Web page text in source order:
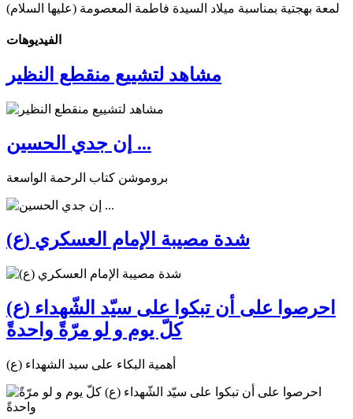
لمعة بهجتية بمناسبة ميلاد السيدة فاطمة المعصومة (عليها السلام)
الفیدیوهات
مشاهد لتشييع منقطع النظير
إن جدي الحسين ...
بروموشن كتاب الرحمة الواسعة
شدة مصيبة الإمام العسكري (ع)
احرصوا على أن تبكوا على سيّد الشّهداء (ع)
كلّ يوم و لو مرّةً واحدةً
أهمية البكاء على سيد الشهداء (ع)